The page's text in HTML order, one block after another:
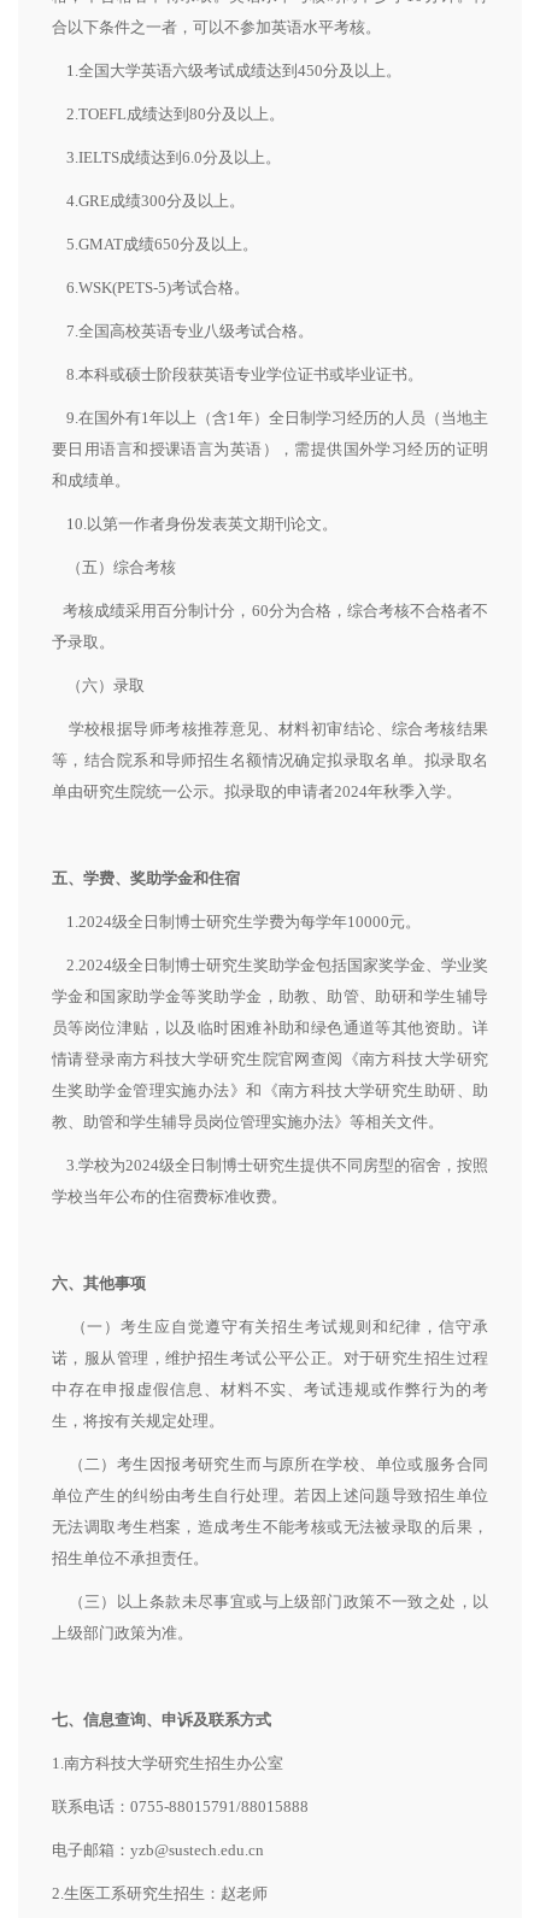
合以下条件之一者，可以不参加英语水平考核。
1.全国大学英语六级考试成绩达到450分及以上。
2.TOEFL成绩达到80分及以上。
3.IELTS成绩达到6.0分及以上。
4.GRE成绩300分及以上。
5.GMAT成绩650分及以上。
6.WSK(PETS-5)考试合格。
7.全国高校英语专业八级考试合格。
8.本科或硕士阶段获英语专业学位证书或毕业证书。
9.在国外有1年以上（含1年）全日制学习经历的人员（当地主
要日用语言和授课语言为英语），需提供国外学习经历的证明
和成绩单。
10.以第一作者身份发表英文期刊论文。
（五）综合考核
考核成绩采用百分制计分，60分为合格，综合考核不合格者不
予录取。
（六）录取
学校根据导师考核推荐意见、材料初审结论、综合考核结果
等，结合院系和导师招生名额情况确定拟录取名单。拟录取名
单由研究生院统一公示。拟录取的申请者2024年秋季入学。
五、学费、奖助学金和住宿
1.2024级全日制博士研究生学费为每学年10000元。
2.2024级全日制博士研究生奖助学金包括国家奖学金、学业奖
学金和国家助学金等奖助学金，助教、助管、助研和学生辅导
员等岗位津贴，以及临时困难补助和绿色通道等其他资助。详
情请登录南方科技大学研究生院官网查阅《南方科技大学研究
生奖助学金管理实施办法》和《南方科技大学研究生助研、助
教、助管和学生辅导员岗位管理实施办法》等相关文件。
3.学校为2024级全日制博士研究生提供不同房型的宿舍，按照
学校当年公布的住宿费标准收费。
六、其他事项
（一）考生应自觉遵守有关招生考试规则和纪律，信守承
诺，服从管理，维护招生考试公平公正。对于研究生招生过程
中存在申报虚假信息、材料不实、考试违规或作弊行为的考
生，将按有关规定处理。
（二）考生因报考研究生而与原所在学校、单位或服务合同
单位产生的纠纷由考生自行处理。若因上述问题导致招生单位
无法调取考生档案，造成考生不能考核或无法被录取的后果，
招生单位不承担责任。
（三）以上条款未尽事宜或与上级部门政策不一致之处，以
上级部门政策为准。
七、信息查询、申诉及联系方式
1.南方科技大学研究生招生办公室
联系电话：0755-88015791/88015888
电子邮箱：yzb@sustech.edu.cn
2.生医工系研究生招生：赵老师